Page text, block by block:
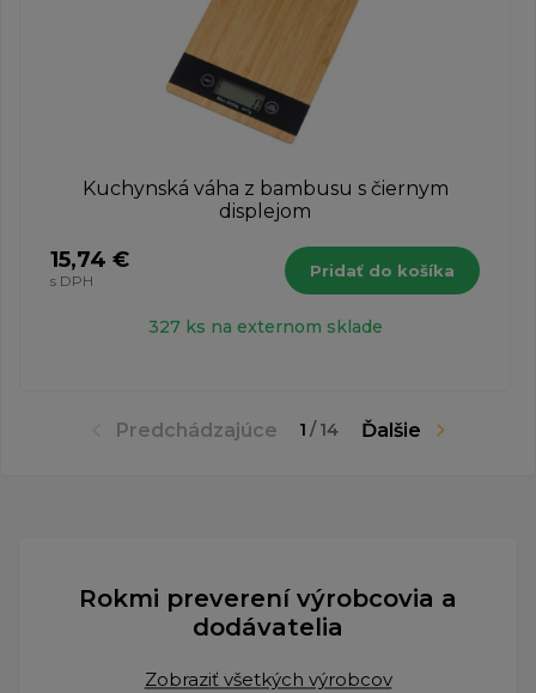
Predchádzajúce 1 / 14 Ďalšie
Kuchynská váha z bambusu s čiernym
displejom
15,74 €
s DPH
Pridať do košíka
327 ks na externom sklade
Rokmi preverení výrobcovia a
dodávatelia
Zobraziť všetkých výrobcov